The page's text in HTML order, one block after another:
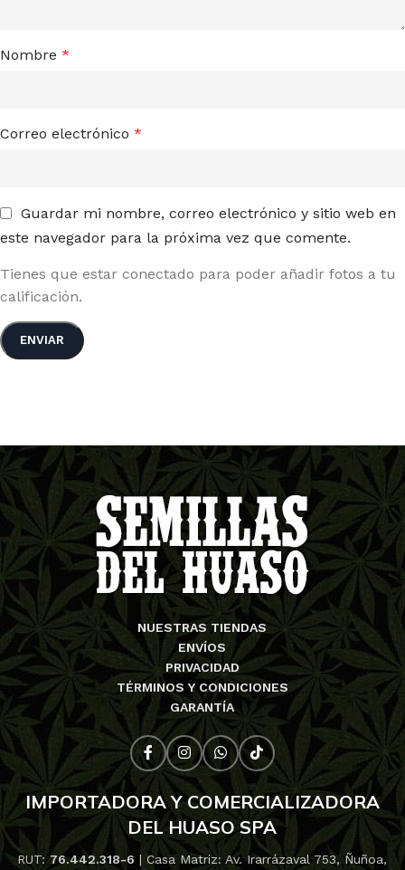
Nombre *
Correo electrónico *
Guardar mi nombre, correo electrónico y sitio web en
este navegador para la próxima vez que comente.
Tienes que estar conectado para poder añadir fotos a tu
calificación.
NUESTRAS TIENDAS
ENVÍOS
PRIVACIDAD
TÉRMINOS Y CONDICIONES
GARANTÍA
IMPORTADORA Y COMERCIALIZADORA
DEL HUASO SPA
RUT:76.442.318-6 | Casa Matriz: Av. Irarrázaval 753, Ñuñoa,